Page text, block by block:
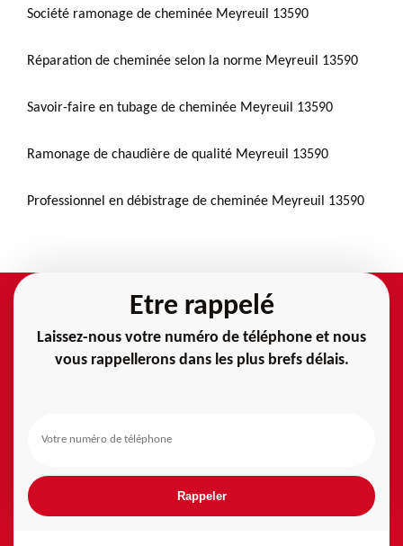
Société ramonage de cheminée Meyreuil 13590
Réparation de cheminée selon la norme Meyreuil 13590
Savoir-faire en tubage de cheminée Meyreuil 13590
Ramonage de chaudière de qualité Meyreuil 13590
Professionnel en débistrage de cheminée Meyreuil 13590
Etre rappelé
Laissez-nous votre numéro de téléphone et nous
vous rappellerons dans les plus brefs délais.